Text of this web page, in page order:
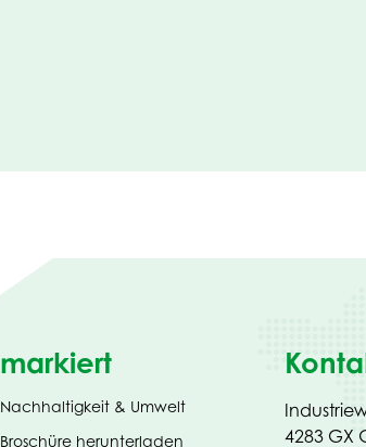
markiert
Nachhaltigkeit & Umwelt
Broschüre herunterladen(opens
4283 GX